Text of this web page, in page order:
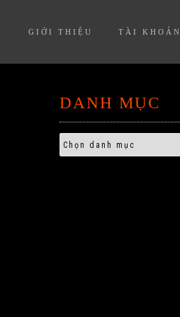
GIỚI THIỆU TÀI KHOẢN
DANH MỤC